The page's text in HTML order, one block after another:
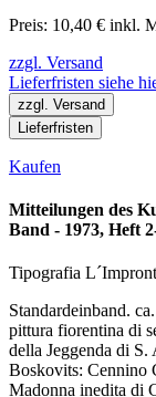
Preis: 10,40 € inkl.
zzgl. Versand
Lieferfristen siehe
zzgl. Versand
Lieferfristen
Kaufen
Mitteilungen des
Band - 1973, Heft
Tipografia
Standardeinband.
pittura fiorentina di
della Jeggenda di
Boskovits: Cennino
Madonna inedita di